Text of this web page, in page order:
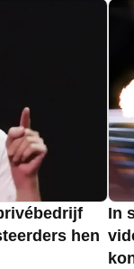
hen
In